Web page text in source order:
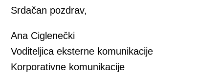
Srdačan pozdrav,
Ana Ciglenečki
Voditeljica eksterne komunikacije
Korporativne komunikacije